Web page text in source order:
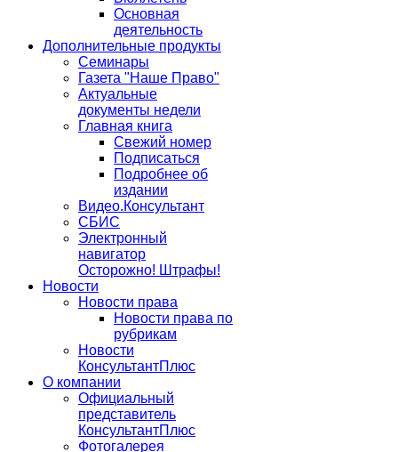
Основная
деятельность
Дополнительные продукты
Семинары
Газета "Наше Право"
Актуальные
документы недели
Главная книга
Свежий номер
Подписаться
Подробнее об
издании
Видео.Консультант
СБИС
Электронный
навигатор
Осторожно! Штрафы!
Новости
Новости права
Новости права по
рубрикам
Новости
КонсультантПлюс
О компании
Официальный
представитель
КонсультантПлюс
Фотогалерея